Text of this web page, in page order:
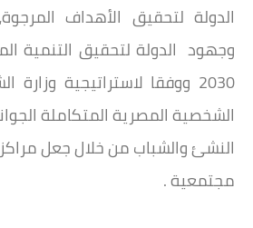
الدولة لتحقيق الأهداف
وجهود الدولة لتحقيق التنمية
2030 ووفقا لاستراتيجية
الشخصية المصرية المتكاملة
النشئ والشباب من خلال جعل
مجتمعية .